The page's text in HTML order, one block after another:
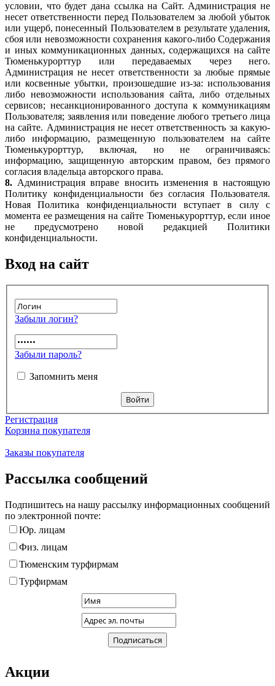
условии, что будет дана ссылка на Сайт. Администрация не
несет ответственности перед Пользователем за любой убыток
или ущерб, понесенный Пользователем в результате удаления,
сбоя или невозможности сохранения какого-либо Содержания
и иных коммуникационных данных, содержащихся на сайте
Тюменькурорттур или передаваемых через него.
Администрация не несет ответственности за любые прямые
или косвенные убытки, произошедшие из-за: использования
либо невозможности использования сайта, либо отдельных
сервисов; несанкционированного доступа к коммуникациям
Пользователя; заявления или поведение любого третьего лица
на сайте. Администрация не несет ответственность за какую-
либо информацию, размещенную пользователем на сайте
Тюменькурорттур, включая, но не ограничиваясь:
информацию, защищенную авторским правом, без прямого
согласия владельца авторского права.
8. Администрация вправе вносить изменения в настоящую
Политику конфиденциальности без согласия Пользователя.
Новая Политика конфиденциальности вступает в силу с
момента ее размещения на сайте Тюменькурорттур, если иное
не предусмотрено новой редакцией Политики
конфиденциальности.
Вход на сайт
Забыли логин?
Забыли пароль?
Запомнить меня
Регистрация
Корзина покупателя
Заказы покупателя
Рассылка сообщений
Подпишитесь на нашу рассылку информационных сообщений
по электронной почте:
Юр. лицам
Физ. лицам
Тюменским турфирмам
Турфирмам
Акции